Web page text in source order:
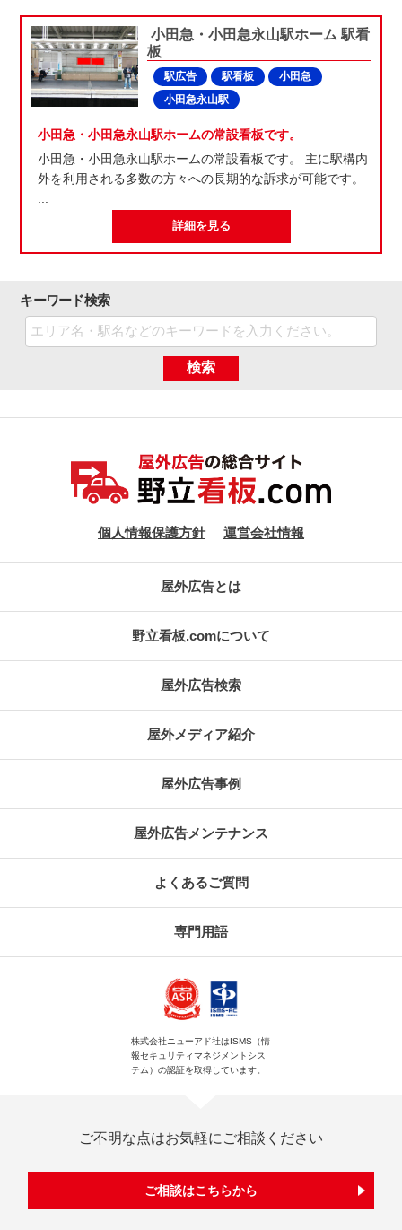
小田急・小田急永山駅ホーム 駅看
板
駅広告 駅看板
小田急
小田急永山駅
小田急・小田急永山駅ホームの常設看板です。
小田急・小田急永山駅ホームの常設看板です。 主に駅構内
外を利用される多数の方々への長期的な訴求が可能です。
詳細を見る
キーワード検索
検索
個人情報保護方針 運営会社情報
屋外広告とは
野立看板.comについて
屋外広告検索
屋外メディア紹介
屋外広告事例
屋外広告メンテナンス
よくあるご質問
専門用語
株式会社ニューアド社はISMS（情
報セキュリティマネジメントシス
テム）の認証を取得しています。
ご不明な点はお気軽にご相談ください
ご相談はこちらから